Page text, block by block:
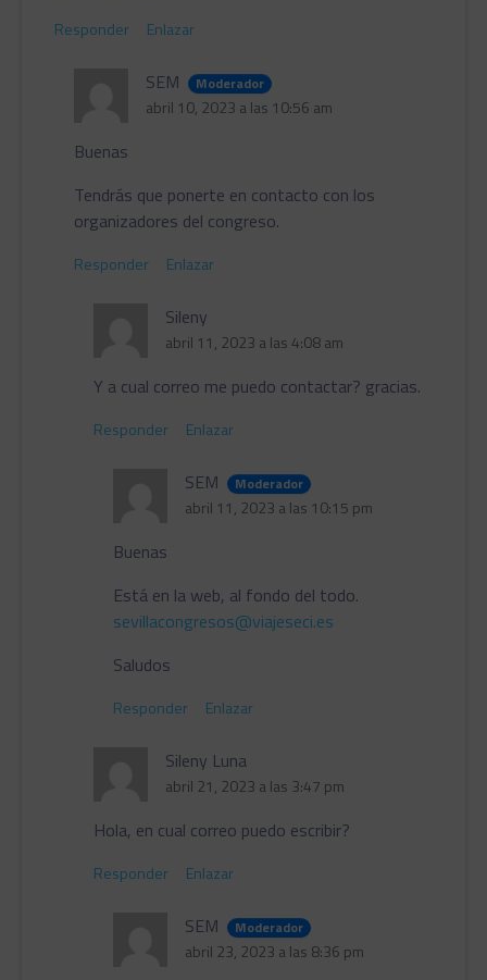
Responder Enlazar
SEM Moderador
abril 10, 2023 a las 10:56 am
Buenas
Tendrás que ponerte en contacto con los
organizadores del congreso.
Responder Enlazar
Sileny
abril 11, 2023 a las 4:08 am
Y a cual correo me puedo contactar? gracias.
Responder Enlazar
SEM Moderador
abril 11, 2023 a las 10:15 pm
Buenas
Está en la web, al fondo del todo.
sevillacongresos@viajeseci.es
Saludos
Responder Enlazar
Sileny Luna
abril 21, 2023 a las 3:47 pm
Hola, en cual correo puedo escribir?
Responder Enlazar
SEM Moderador
abril 23, 2023 a las 8:36 pm